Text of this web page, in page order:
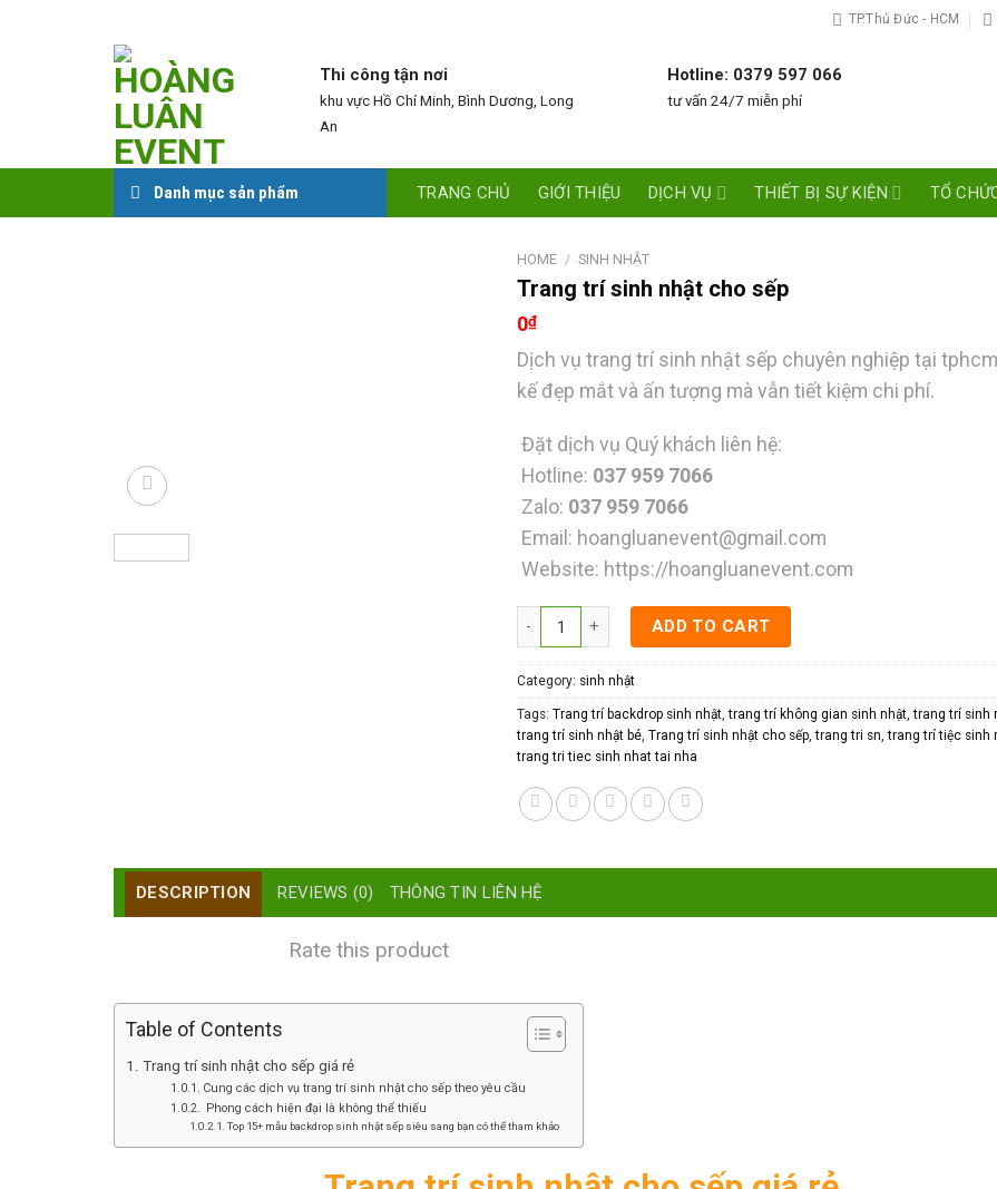
TP.Thủ Đức - HCM
Thi công tận nơi
khu vực Hồ Chí Minh, Bình Dương, Long
An
Hotline: 0379 597 066
tư vấn 24/7 miễn phí
Danh mục sản phẩm TRANG CHỦ GIỚI THIỆU DỊCH VỤ THIẾT BỊ SỰ KIỆN TỔ
HOME / SINH NHẬT
Trang trí sinh nhật cho sếp
0₫
Dịch vụ trang trí sinh nhật sếp chuyên nghiệp tại
kế đẹp mắt và ấn tượng mà vẫn tiết kiệm chi phí.
Đặt dịch vụ Quý khách liên hệ:
Hotline: 037 959 7066
Zalo: 037 959 7066
Email: hoangluanevent@gmail.com
Website: https://hoangluanevent.com
Trang trí sinh nhật cho sếp quantity
ADD TO CART
Category: sinh nhật
Tags:Trang trí backdrop sinh nhật,trang trí không gian sinh nhật,trang trí sinh
trang trí sinh nhật bé,Trang trí sinh nhật cho sếp,trang tri sn,trang trí tiệc sinh
trang tri tiec sinh nhat tai nha
DESCRIPTION REVIEWS (0) THÔNG TIN LIÊN HỆ
Rate this product
Table of Contents
Trang trí sinh nhật cho sếp giá rẻ
Cung các dịch vụ trang trí sinh nhật cho sếp theo yêu cầu
Phong cách hiện đại là không thể thiếu
Top 15+ mẫu backdrop sinh nhật sếp siêu sang bạn có thể tham khảo